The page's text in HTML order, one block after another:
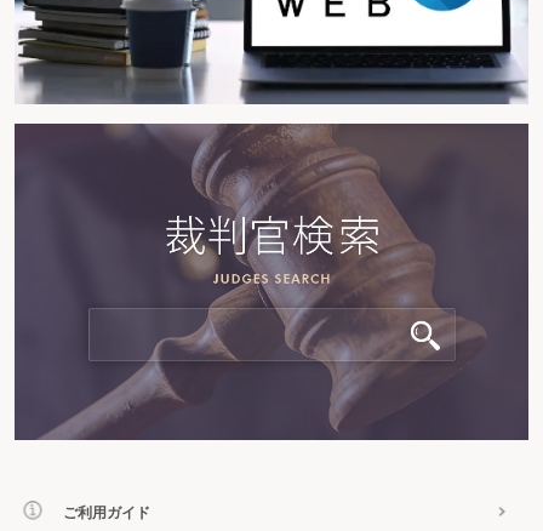
Xは法人Yの実質的な主宰者、簿外報酬は給与（役
原処分庁は、本件簿外報酬は、法人Yが外注費として計上してい
ると主張。
ご利用ガイド